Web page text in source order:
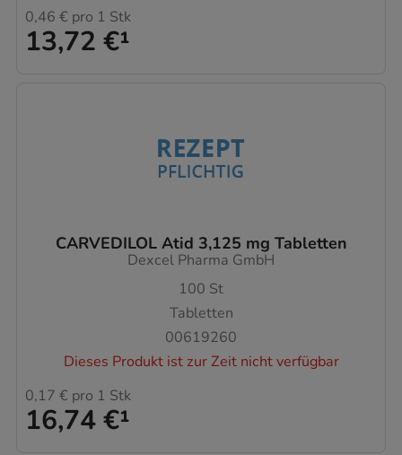
13,72 €¹
0,46 € pro 1 Stk
CARVEDILOL Atid 3,125 mg Tabletten
Dexcel Pharma GmbH
100 St
Tabletten
00619260
Dieses Produkt ist zur Zeit nicht verfügbar
16,74 €¹
0,17 € pro 1 Stk